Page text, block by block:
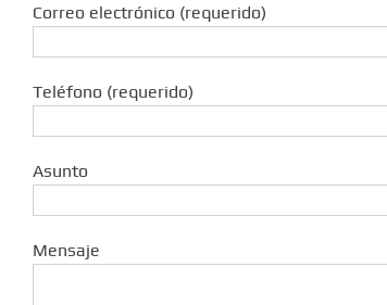
Correo electrónico (requerido)
Teléfono (requerido)
Asunto
Mensaje